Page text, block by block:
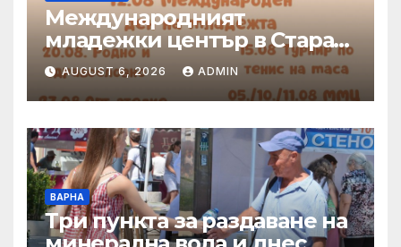
Международният
младежки център в Стара
Загора представя богата
програма от инициативи
през август
AUGUST 6, 2026 ADMIN
ВАРНА
Три пункта за раздаване на